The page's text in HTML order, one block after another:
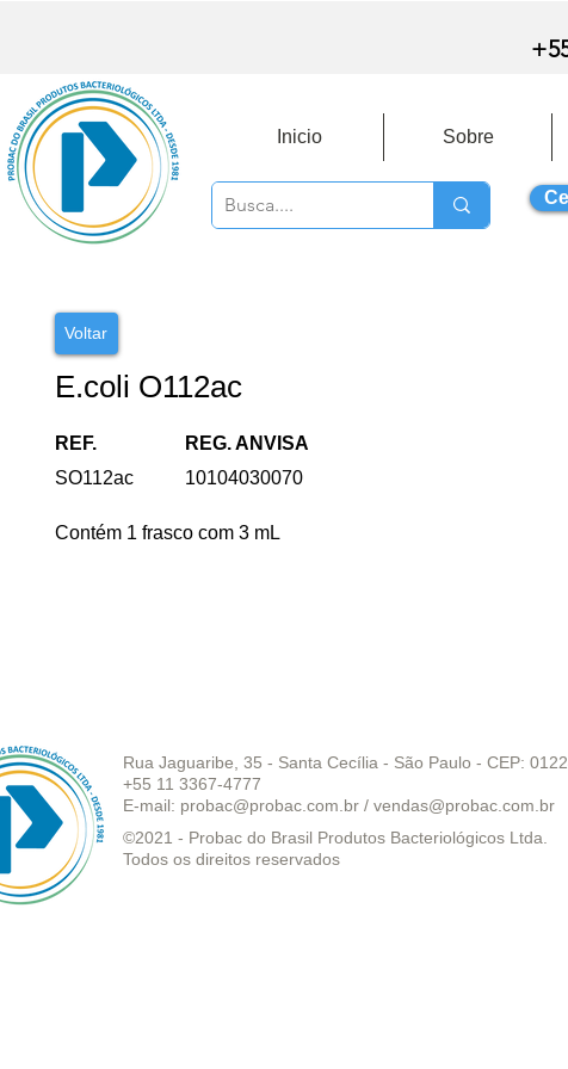
Inicio Sobre
Voltar
E.coli O112ac
REF.
SO112ac
REG. ANVISA
10104030070
Contém 1 frasco com 3 mL
Rua Jaguaribe, 35 - Santa Cecília - São Paulo - CEP:
+55 11 3367-4777
E-mail: probac@probac.com.br / vendas@probac.com.br
©2021 - Probac do Brasil Produtos Bacteriológicos Ltda.
Todos os direitos reservados